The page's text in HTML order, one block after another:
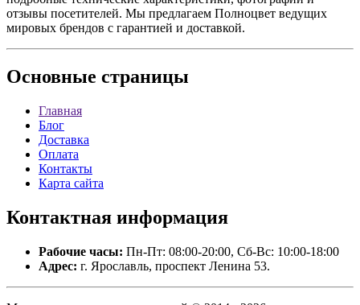
отзывы посетителей. Мы предлагаем Полноцвет ведущих
мировых брендов с гарантией и доставкой.
Основные страницы
Главная
Блог
Доставка
Оплата
Контакты
Карта сайта
Контактная информация
Рабочие часы: Пн-Пт: 08:00-20:00, Сб-Вс: 10:00-18:00
Адрес: г. Ярославль, проспект Ленина 53.